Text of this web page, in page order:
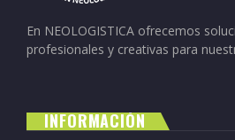
En NEOLOGISTICA ofrecemos
profesionales y creativas para
INFORMACIÓN